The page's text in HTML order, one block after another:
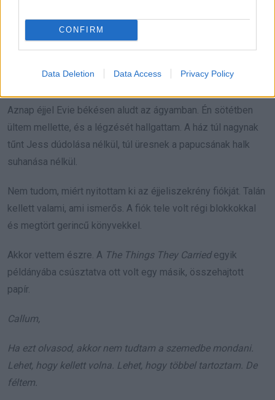
CONFIRM
Data Deletion Data Access Privacy Policy
megállt, és anyámra nézett.
„Csalódtam benned, Addison. Szégyelld magad.”
Anyám mélyet sóhajtott, miközben a testvére kiment.
Aznap éjjel Evie békésen aludt az ágyamban. Én sötétben
ültem mellette, és a légzését hallgattam. A ház túl nagynak
tűnt Jess dúdolása nélkül, túl üresnek a papucsának halk
suhanása nélkül.
Nem tudom, miért nyitottam ki az éjjeliszekrény fiókját. Talán
kellett valami, ami ismerős. A fiók tele volt régi blokkokkal
és megtört gerincű könyvekkel.
Akkor vettem észre. A The Things They Carriedegyik
példányába csúsztatva ott volt egy másik, összehajtott
papír.
Callum,
Ha ezt olvasod, akkor nem tudtam a szemedbe mondani.
Lehet, hogy kellett volna. Lehet, hogy többel tartoztam. De
féltem.